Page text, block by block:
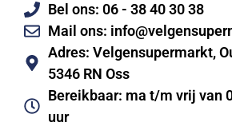
Bel ons: 06 - 38 40 30 38
Mail ons:
Adres: Velgensupermarkt,
5346 RN Oss
Bereikbaar: ma t/m vrij van
uur